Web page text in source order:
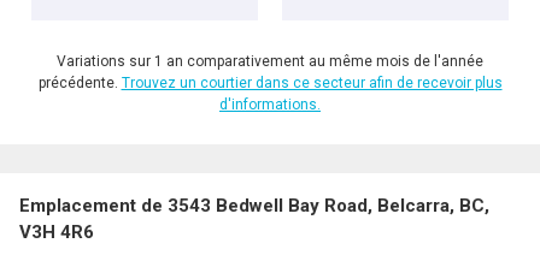
Variations sur 1 an comparativement au même mois de l'année
précédente. Trouvez un courtier dans ce secteur afin de recevoir plus
d'informations.
Emplacement de 3543 Bedwell Bay Road, Belcarra, BC,
V3H 4R6